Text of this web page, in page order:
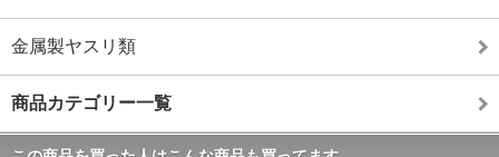
金属製ヤスリ類
商品カテゴリー一覧